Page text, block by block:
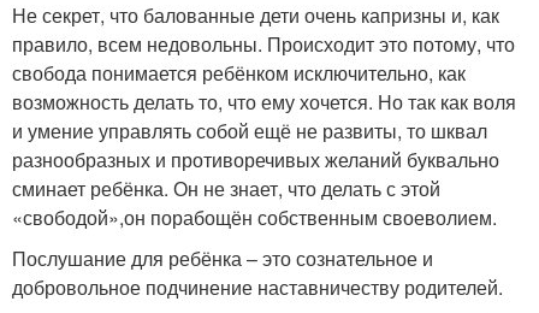
Не секрет, что балованные дети очень капризны и, как
правило, всем недовольны. Происходит это потому, что
свобода понимается ребёнком исключительно, как
возможность делать то, что ему хочется. Но так как воля
и умение управлять собой ещё не развиты, то шквал
разнообразных и противоречивых желаний буквально
сминает ребёнка. Он не знает, что делать с этой
«свободой»,он порабощён собственным своеволием.
Послушание для ребёнка – это сознательное и
добровольное подчинение наставничеству родителей.